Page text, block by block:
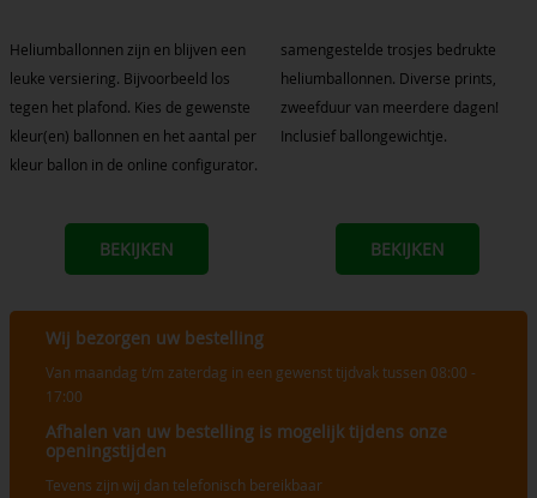
Heliumballonnen zijn en blijven een
leuke versiering. Bijvoorbeeld los
tegen het plafond. Kies de gewenste
kleur(en) ballonnen en het aantal per
kleur ballon in de online configurator.
BEKIJKEN
samengestelde trosjes bedrukte
heliumballonnen. Diverse prints,
zweefduur van meerdere dagen!
Inclusief ballongewichtje.
BEKIJKEN
Wij bezorgen uw bestelling
Van maandag t/m zaterdag in een gewenst tijdvak tussen 08:00 -
17:00
Afhalen van uw bestelling is mogelijk tijdens onze
openingstijden
Tevens zijn wij dan telefonisch bereikbaar